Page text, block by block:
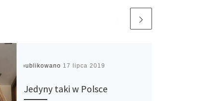
Opublikowano 17 lipca 2019
Jedyny taki w Polsce